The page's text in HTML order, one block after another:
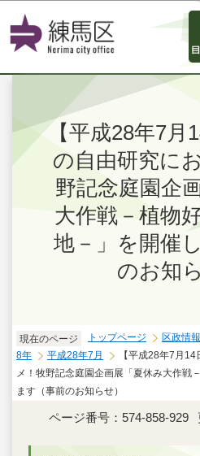
このページの
【平成28年7月
の自由研究に
野記念庭園企
大作戦－植物
地－」を開催
のお知
現在のページ トップページ 区政情報
8年
平成28年7月
【平成28年7月
メ！牧野記念庭園企画展「夏休み大作戦
ます（事前のお知らせ）
ページ番号：574-858-929